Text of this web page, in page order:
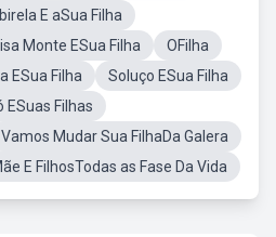
E aSua Filha
Monte ESua Filha
OFilha
ESua Filha
Soluço ESua Filha
ESuas Filhas
Vamos Mudar Sua FilhaDa Galera
E FilhosTodas as Fase Da Vida